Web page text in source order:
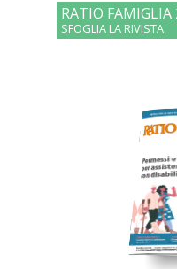
RATIO
SFOGLIA LA RIVISTA